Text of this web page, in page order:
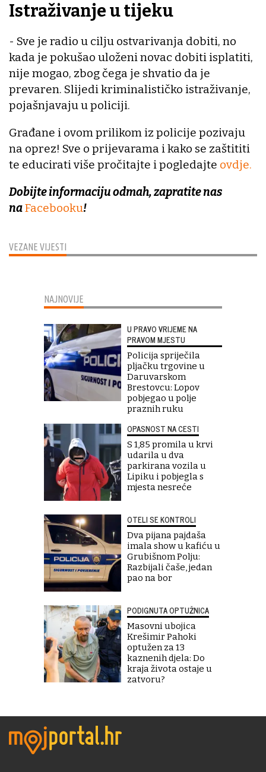
VEZANE VIJESTI
Istraživanje u tijeku
- Sve je radio u cilju ostvarivanja dobiti, no
kada je pokušao uloženi novac dobiti isplatiti,
nije mogao, zbog čega je shvatio da je
prevaren. Slijedi kriminalističko istraživanje,
pojašnjavaju u policiji.
Građane i ovom prilikom iz policije pozivaju
na oprez! Sve o prijevarama i kako se zaštititi
te educirati više pročitajte i pogledajte ovdje.
Dobijte informaciju odmah, zapratite nas
naFacebooku!
NAJNOVIJE
U PRAVO VRIJEME NA
PRAVOM MJESTU
Policija spriječila
pljačku trgovine u
Daruvarskom
Brestovcu: Lopov
pobjegao u polje
praznih ruku
OPASNOST NA CESTI
S 1,85 promila u krvi
udarila u dva
parkirana vozila u
Lipiku i pobjegla s
mjesta nesreće
OTELI SE KONTROLI
Dva pijana pajdaša
imala show u kafiću u
Grubišnom Polju:
Razbijali čaše, jedan
pao na bor
PODIGNUTA OPTUŽNICA
Masovni ubojica
Krešimir Pahoki
optužen za 13
kaznenih djela: Do
kraja života ostaje u
zatvoru?